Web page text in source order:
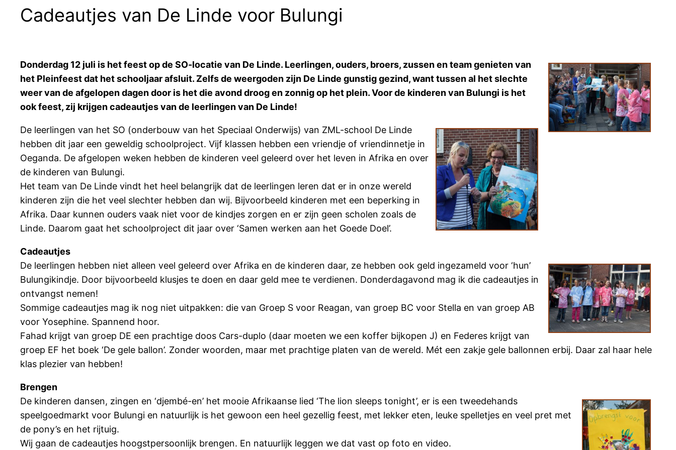
Cadeautjes van De Linde voor Bulungi
Donderdag 12 juli is het feest op de SO-locatie van De Linde. Leerlingen, ouders, broers, zussen en team genieten van
het Pleinfeest dat het schooljaar afsluit. Zelfs de weergoden zijn De Linde gunstig gezind, want tussen al het slechte
weer van de afgelopen dagen door is het die avond droog en zonnig op het plein. Voor de kinderen van Bulungi is het
ook feest, zij krijgen cadeautjes van de leerlingen van De Linde!
De leerlingen van het SO (onderbouw van het Speciaal Onderwijs) van ZML-school De Linde
hebben dit jaar een geweldig schoolproject. Vijf klassen hebben een vriendje of vriendinnetje in
Oeganda. De afgelopen weken hebben de kinderen veel geleerd over het leven in Afrika en over
de kinderen van Bulungi.
Het team van De Linde vindt het heel belangrijk dat de leerlingen leren dat er in onze wereld
kinderen zijn die het veel slechter hebben dan wij. Bijvoorbeeld kinderen met een beperking in
Afrika. Daar kunnen ouders vaak niet voor de kindjes zorgen en er zijn geen scholen zoals de
Linde. Daarom gaat het schoolproject dit jaar over ‘Samen werken aan het Goede Doel’.
Cadeautjes
De leerlingen hebben niet alleen veel geleerd over Afrika en de kinderen daar, ze hebben ook geld ingezameld voor ‘hun’
Bulungikindje. Door bijvoorbeeld klusjes te doen en daar geld mee te verdienen. Donderdagavond mag ik die cadeautjes in
ontvangst nemen!
Sommige cadeautjes mag ik nog niet uitpakken: die van Groep S voor Reagan, van groep BC voor Stella en van groep AB
voor Yosephine. Spannend hoor.
Fahad krijgt van groep DE een prachtige doos Cars-duplo (daar moeten we een koffer bijkopen J) en Federes krijgt van
groep EF het boek ‘De gele ballon’. Zonder woorden, maar met prachtige platen van de wereld. Mét een zakje gele ballonnen erbij. Daar zal haar hele
klas plezier van hebben!
Brengen
De kinderen dansen, zingen en ‘djembé-en’ het mooie Afrikaanse lied ‘The lion sleeps tonight’, er is een tweedehands
speelgoedmarkt voor Bulungi en natuurlijk is het gewoon een heel gezellig feest, met lekker eten, leuke spelletjes en veel pret met
de pony’s en het rijtuig.
Wij gaan de cadeautjes hoogstpersoonlijk brengen. En natuurlijk leggen we dat vast op foto en video.